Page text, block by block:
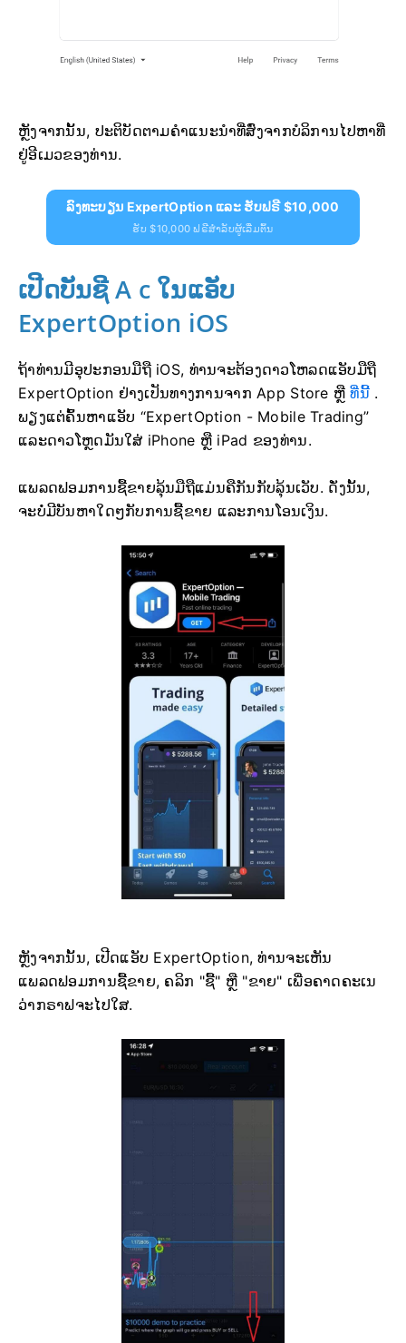
ຫຼັງຈາກນັ້ນ, ປະຕິບັດຕາມຄຳແນະນຳທີ່ສົ່ງຈາກບໍລິການໄປຫາທີ່
ຢູ່ອີເມວຂອງທ່ານ.
ລົງທະບຽນ ExpertOption ແລະ ຮັບຟຣີ $10,000
ຮັບ $10,000 ຟຣີສຳລັບຜູ້ເລີ່ມຕົ້ນ
ເປີດບັນຊີ A c ໃນແອັບ
ExpertOption iOS
ຖ້າທ່ານມີອຸປະກອນມືຖື iOS, ທ່ານຈະຕ້ອງດາວໂຫລດແອັບມືຖື
ExpertOption ຢ່າງເປັນທາງການຈາກ App Store ຫຼືທີ່ນີ້ .
ພຽງແຕ່ຄົ້ນຫາແອັບ “ExpertOption - Mobile Trading”
ແລະດາວໂຫຼດມັນໃສ່ iPhone ຫຼື iPad ຂອງທ່ານ.
ແພລດຟອມການຊື້ຂາຍລຸ້ນມືຖືແມ່ນຄືກັນກັບລຸ້ນເວັບ. ດັ່ງນັ້ນ,
ຈະບໍ່ມີບັນຫາໃດໆກັບການຊື້ຂາຍ ແລະການໂອນເງິນ.
ຫຼັງຈາກນັ້ນ, ເປີດແອັບ ExpertOption, ທ່ານຈະເຫັນ
ແພລດຟອມການຊື້ຂາຍ, ຄລິກ "ຊື້" ຫຼື "ຂາຍ" ເພື່ອຄາດຄະເນ
ວ່າກຣາຟຈະໄປໃສ.